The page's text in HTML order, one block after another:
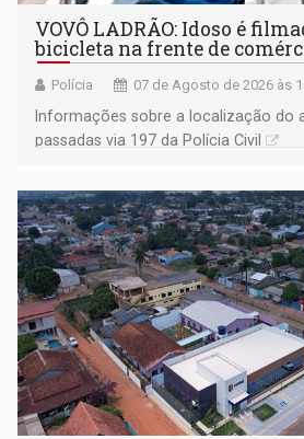
VOVÔ LADRÃO: Idoso é
bicicleta na frente de
Polícia 07 de Agosto de 2026 às
Informações sobre a localização do
passadas via 197 da Polícia Civil